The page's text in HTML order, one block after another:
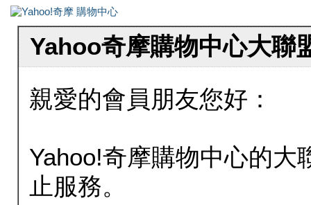
Yahoo奇摩購物中心大聯
親愛的會員朋友您好：
Yahoo!奇摩購物中心的大
止服務。